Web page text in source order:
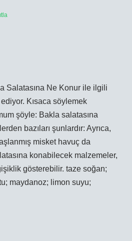
Salatasına Ne Konur ile ilgili
Kısaca söylemek
şöyle: Bakla salatasına
bazıları şunlardır: Ayrıca,
misket havuç da
konabilecek malzemeler,
gösterebilir. taze soğan;
maydanoz; limon suyu;